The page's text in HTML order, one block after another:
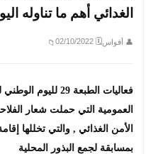
الغدائي أهم ما تناوله
👤 أقواس🗓 02/10/2022
📁
فعاليات الطبعة 29
الأمن الغذائي , والتي تخللها
بمسابقة لجمع البذور المحلية